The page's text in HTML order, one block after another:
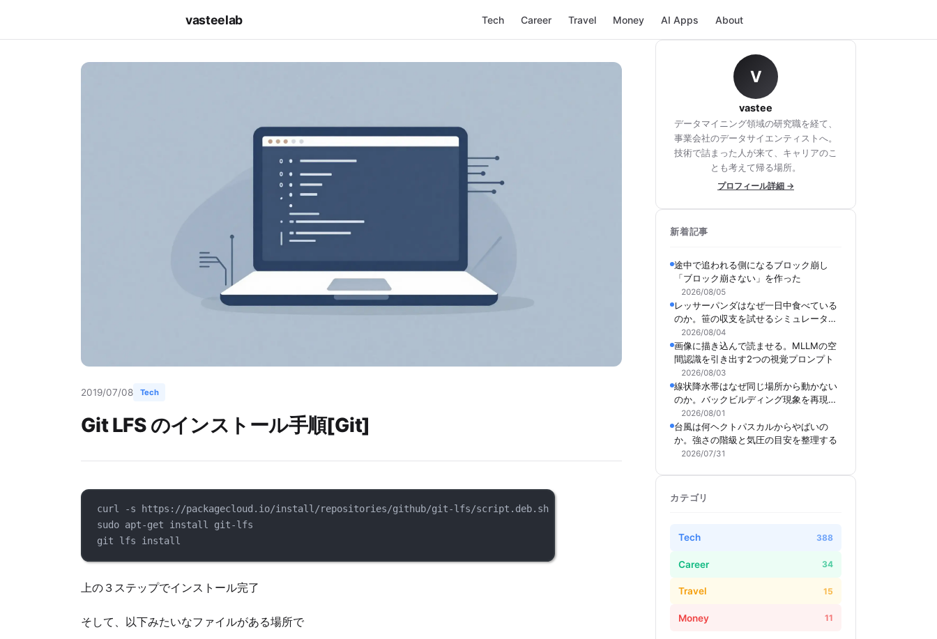
vasteelab Tech Career Travel Money AI Apps About
2019/07/08 Tech
Git LFS のインストール手順[Git]
curl -s https://packagecloud.io/install/repositories/github/git-lfs/script.deb.sh | sudo bash
sudo apt-get install git-lfs
git lfs install
上の３ステップでインストール完了
そして、以下みたいなファイルがある場所で
V
vastee
データマイニング領域の研究職を経て、
事業会社のデータサイエンティストへ。
技術で詰まった人が来て、キャリアのこ
とも考えて帰る場所。
プロフィール詳細 →
新着記事
途中で追われる側になるブロック崩し
「ブロック崩さない」を作った
2026/08/05
レッサーパンダはなぜ一日中食べている
のか。笹の収支を試せるシミュレーター
を作った
2026/08/04
画像に描き込んで読ませる。MLLMの空
間認識を引き出す2つの視覚プロンプト
2026/08/03
線状降水帯はなぜ同じ場所から動かない
のか。バックビルディング現象を再現で
きるシミュレーターを作った
2026/08/01
台風は何ヘクトパスカルからやばいの
か。強さの階級と気圧の目安を整理する
2026/07/31
カテゴリ
Tech 388
Career 34
Travel 15
Money 11